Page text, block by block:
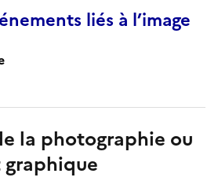
liés à l’image
la photographie ou